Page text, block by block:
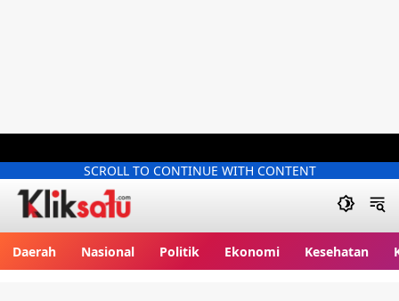
SCROLL TO CONTINUE WITH CONTENT
Daerah Nasional Politik Ekonomi Kesehatan